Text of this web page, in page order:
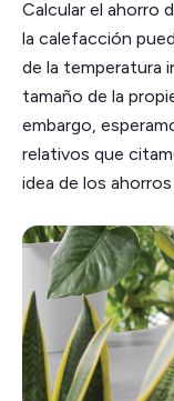
Calcular el ahorro
la calefacción
de la temperatura
tamaño de la
embargo,
relativos que
idea de los